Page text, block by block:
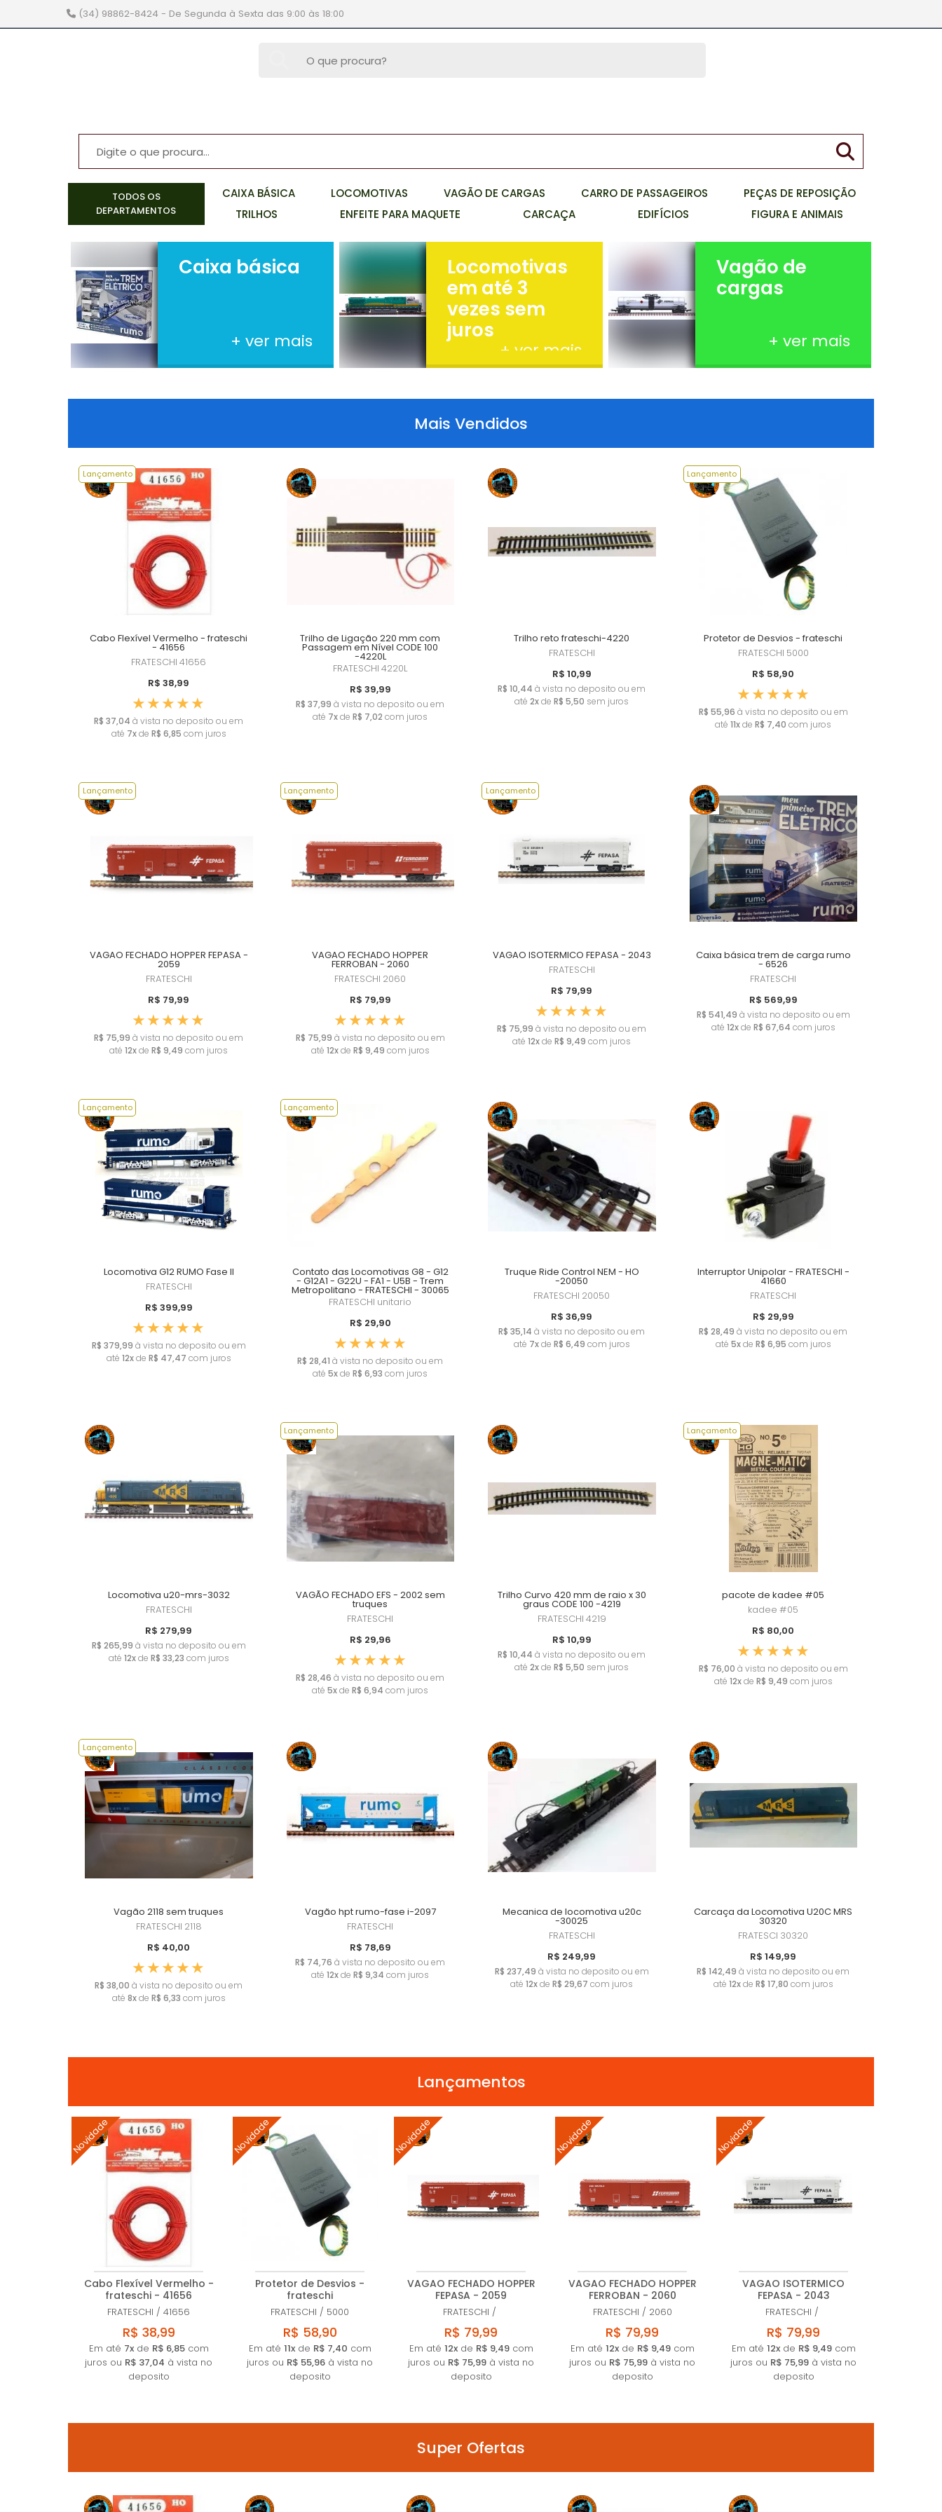
(34) 98862-8424- De Segunda à Sexta das 9:00 às 18:00
TODOS OS
DEPARTAMENTOS
CAIXA BÁSICA LOCOMOTIVAS VAGÃO DE CARGAS CARRO DE PASSAGEIROS
PEÇAS DE REPOSIÇÃO
TRILHOS
ENFEITE PARA MAQUETE CARCAÇA EDIFÍCIOS FIGURA E ANIMAIS
Caixa básica
+ ver mais
Locomotivas
em até 3
vezes sem
juros
+ ver mais
Vagão de
cargas
+ ver mais
Mais Vendidos
Lançamento
Cabo Flexível Vermelho - frateschi
- 41656
FRATESCHI 41656
R$ 38,99
R$ 37,04 à vista no deposito ou em
até 7xde R$ 6,85 com juros
Trilho de Ligação 220 mm com
Passagem em Nível CODE 100
-4220L
FRATESCHI 4220L
R$ 39,99
R$ 37,99 à vista no deposito ou em
até 7xdeR$ 7,02 com juros
Trilho reto frateschi-4220
FRATESCHI
R$ 10,99
R$ 10,44 à vista no deposito ou em
até2xdeR$ 5,50 sem juros
Lançamento
Protetor de Desvios - frateschi
FRATESCHI 5000
R$ 58,90
R$ 55,96 à vista no deposito ou em
até11xdeR$ 7,40 com juros
Lançamento
VAGAO FECHADO HOPPER FEPASA -
2059
FRATESCHI
R$ 79,99
R$ 75,99 à vista no deposito ou em
até12xdeR$ 9,49 com juros
Lançamento
VAGAO FECHADO HOPPER
FERROBAN - 2060
FRATESCHI 2060
R$ 79,99
R$ 75,99 à vista no deposito ou em
até 12xde R$ 9,49 com juros
Lançamento
VAGAO ISOTERMICO FEPASA - 2043
FRATESCHI
R$ 79,99
R$ 75,99 à vista no deposito ou em
até12xdeR$ 9,49 com juros
Caixa básica trem de carga rumo
- 6526
FRATESCHI
R$ 569,99
R$ 541,49 à vista no deposito ou em
até 12xde R$ 67,64 com juros
Lançamento
Locomotiva G12 RUMO Fase II
FRATESCHI
R$ 399,99
R$ 379,99 à vista no deposito ou em
até 12xde R$ 47,47 com juros
Lançamento
Contato das Locomotivas G8 - G12
- G12A1 - G22U - FA1 - U5B - Trem
Metropolitano - FRATESCHI - 30065
FRATESCHI unitario
R$ 29,90
R$ 28,41 à vista no deposito ou em
até5xdeR$ 6,93 com juros
Truque Ride Control NEM - HO
-20050
FRATESCHI 20050
R$ 36,99
R$ 35,14 à vista no deposito ou em
até 7xde R$ 6,49 com juros
Interruptor Unipolar - FRATESCHI -
41660
FRATESCHI
R$ 29,99
R$ 28,49 à vista no deposito ou em
até 5xde R$ 6,95 com juros
Locomotiva u20-mrs-3032
FRATESCHI
R$ 279,99
R$ 265,99 à vista no deposito ou em
até 12xde R$ 33,23 com juros
Lançamento
VAGÃO FECHADO EFS - 2002 sem
truques
FRATESCHI
R$ 29,96
R$ 28,46 à vista no deposito ou em
até5xdeR$ 6,94 com juros
Trilho Curvo 420 mm de raio x 30
graus CODE 100 -4219
FRATESCHI 4219
R$ 10,99
R$ 10,44 à vista no deposito ou em
até2xdeR$ 5,50 sem juros
Lançamento
pacote de kadee #05
kadee #05
R$ 80,00
R$ 76,00 à vista no deposito ou em
até 12xde R$ 9,49 com juros
Lançamento
Vagão 2118 sem truques
FRATESCHI 2118
R$ 40,00
R$ 38,00 à vista no deposito ou em
até 8xde R$ 6,33 com juros
Vagão hpt rumo-fase i-2097
FRATESCHI
R$ 78,69
R$ 74,76 à vista no deposito ou em
até12xdeR$ 9,34 com juros
Mecanica de locomotiva u20c
-30025
FRATESCHI
R$ 249,99
R$ 237,49 à vista no deposito ou em
até12xdeR$ 29,67 com juros
Carcaça da Locomotiva U20C MRS
30320
FRATESCI 30320
R$ 149,99
R$ 142,49 à vista no deposito ou em
até 12xde R$ 17,80 com juros
Lançamentos
Novidade
Cabo Flexível Vermelho -
frateschi - 41656
FRATESCHI / 41656
R$ 38,99
Em até 7xde R$ 6,85com
juros ou R$ 37,04 à vista no
deposito
Novidade
Protetor de Desvios -
frateschi
FRATESCHI / 5000
R$ 58,90
Em até 11xde R$ 7,40 com
juros ou R$ 55,96 à vista no
deposito
Novidade
VAGAO FECHADO HOPPER
FEPASA - 2059
FRATESCHI /
R$ 79,99
Em até 12xde R$ 9,49com
juros ou R$ 75,99 à vista no
deposito
Novidade
VAGAO FECHADO HOPPER
FERROBAN - 2060
FRATESCHI / 2060
R$ 79,99
Em até 12xde R$ 9,49com
juros ou R$ 75,99 à vista no
deposito
Novidade
VAGAO ISOTERMICO
FEPASA - 2043
FRATESCHI /
R$ 79,99
Em até 12xde R$ 9,49com
juros ou R$ 75,99 à vista no
deposito
Super Ofertas